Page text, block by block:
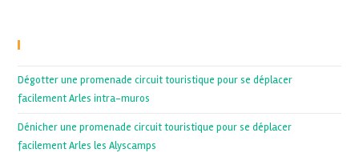
Dégotter une promenade circuit touristique pour se déplacer
facilement Arles intra-muros
Dénicher une promenade circuit touristique pour se déplacer
facilement Arles les Alyscamps